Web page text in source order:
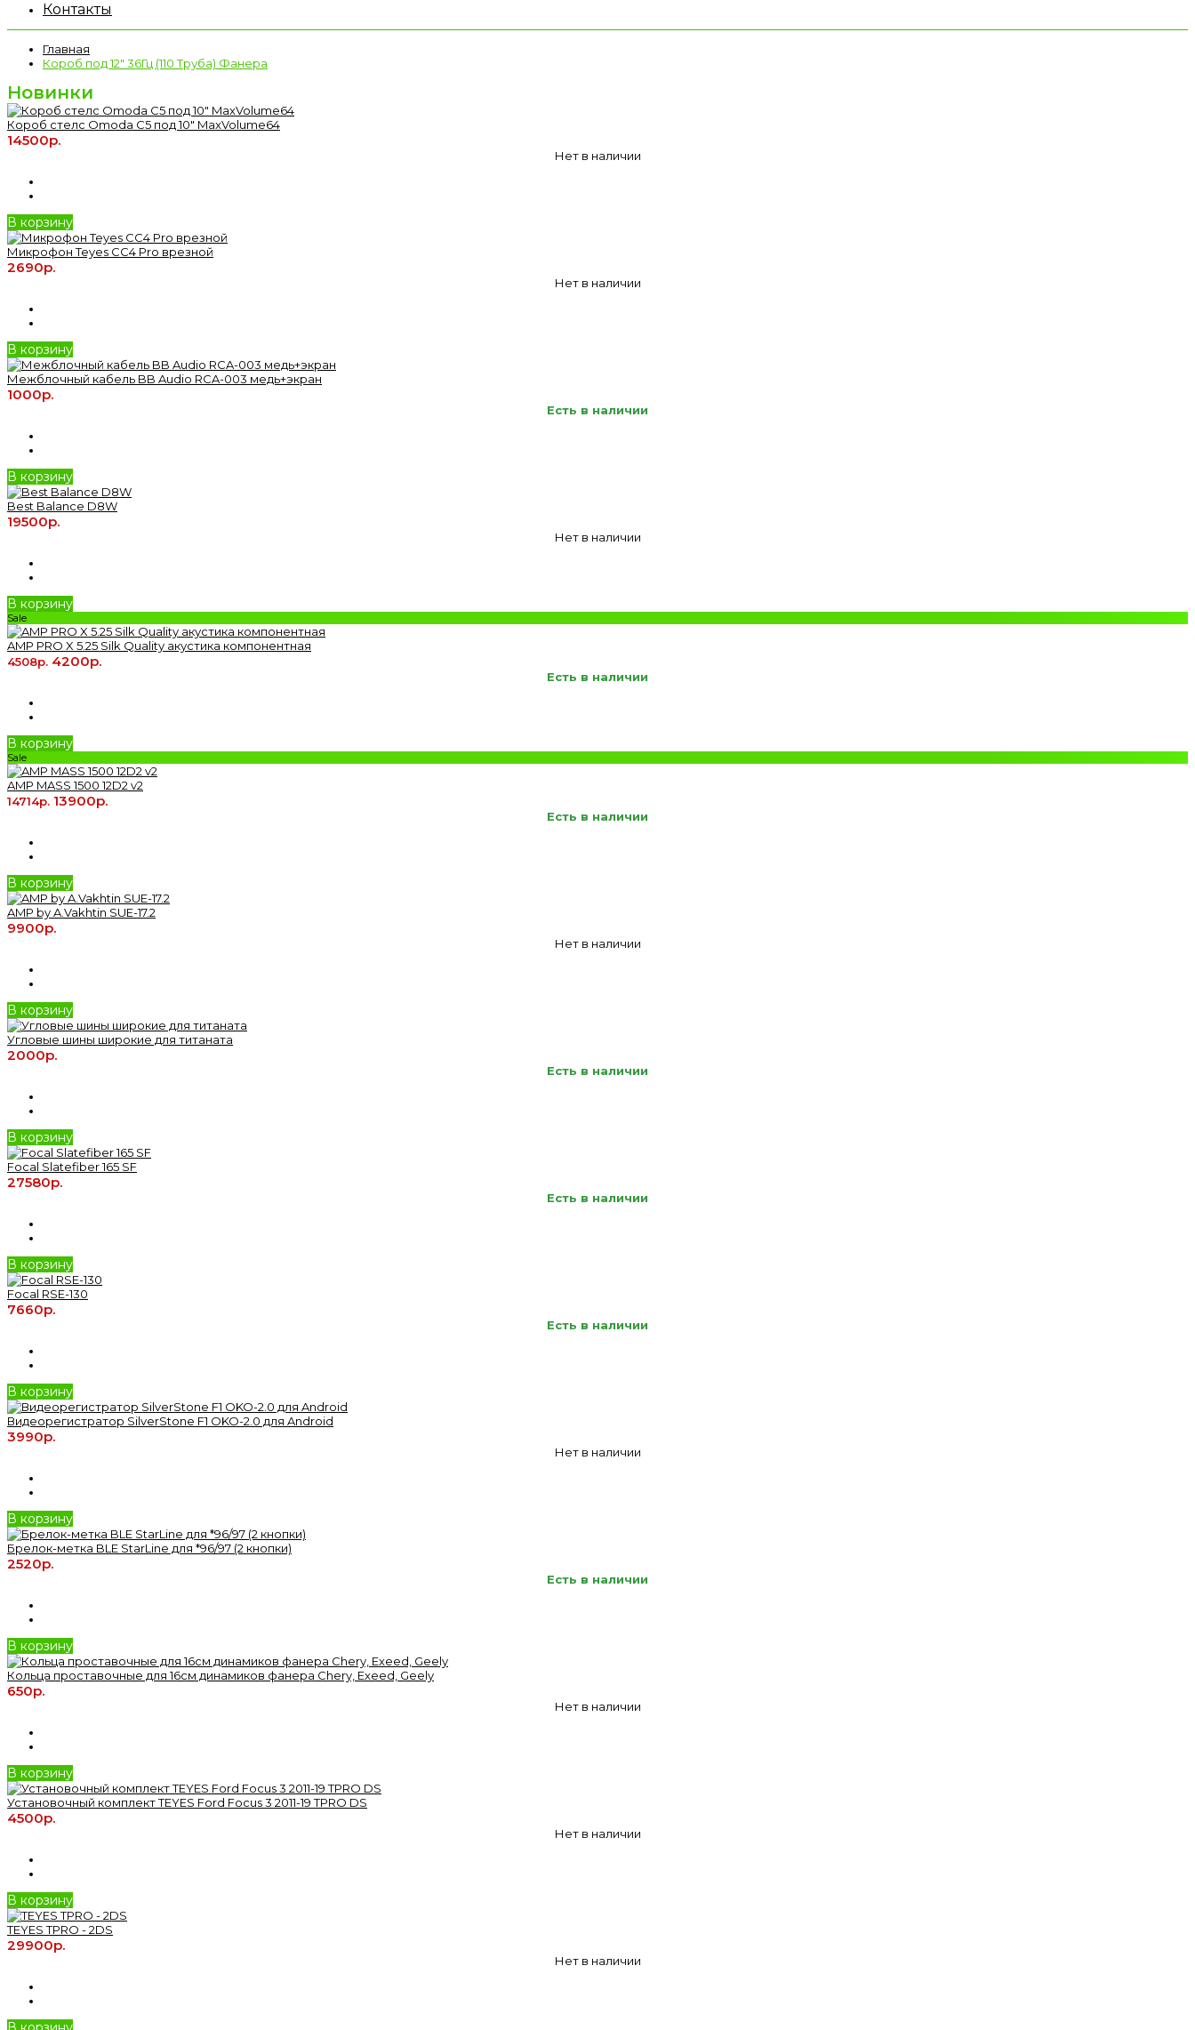
Контакты
Главная
Короб под 12" 36Гц (110 Труба) Фанера
Новинки
Короб стелс Omoda C5 под 10" MaxVolume64
14500р.
Нет в наличии
В корзину
Микрофон Teyes CC4 Pro врезной
2690р.
Нет в наличии
В корзину
Межблочный кабель BB Audio RCA-003 медь+экран
1000р.
Есть в наличии
В корзину
Best Balance D8W
19500р.
Нет в наличии
В корзину
Sale
AMP PRO X 5.25 Silk Quality акустика компонентная
4508р. 4200р.
Есть в наличии
В корзину
Sale
AMP MASS 1500 12D2 v2
14714р. 13900р.
Есть в наличии
В корзину
AMP by A.Vakhtin SUE-17.2
9900р.
Нет в наличии
В корзину
Угловые шины широкие для титаната
2000р.
Есть в наличии
В корзину
Focal Slatefiber 165 SF
27580р.
Есть в наличии
В корзину
Focal RSE-130
7660р.
Есть в наличии
В корзину
Видеорегистратор SilverStone F1 OKO-2.0 для Android
3990р.
Нет в наличии
В корзину
Брелок-метка BLE StarLine для *96/97 (2 кнопки)
2520р.
Есть в наличии
В корзину
Кольца проставочные для 16см динамиков фанера Chery, Exeed, Geely
650р.
Нет в наличии
В корзину
Установочный комплект TEYES Ford Focus 3 2011-19 TPRO DS
4500р.
Нет в наличии
В корзину
TEYES TPRO - 2DS
29900р.
Нет в наличии